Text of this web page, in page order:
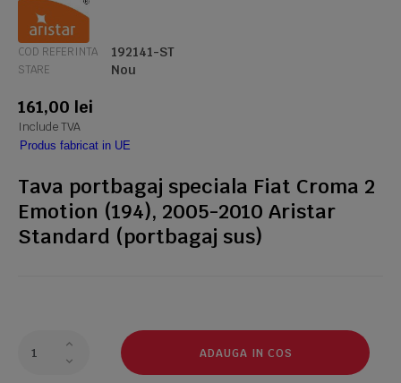
COD REFERINTA 192141-ST
STARE Nou
161,00 lei
Include TVA
Produs fabricat in UE
Tava portbagaj speciala Fiat Croma 2
Emotion (194), 2005-2010 Aristar
Standard (portbagaj sus)
ADAUGA IN COS